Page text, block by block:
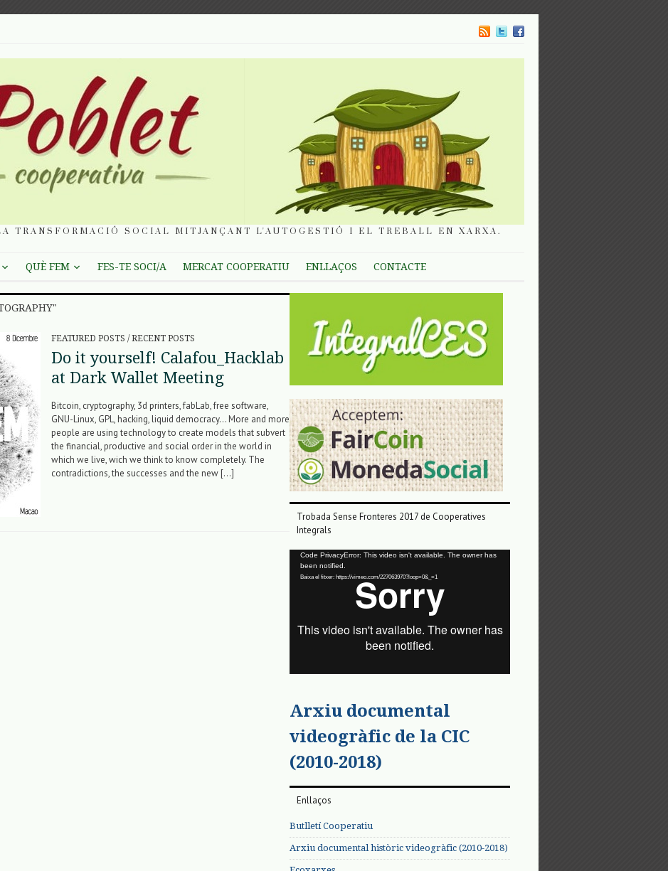
TRANSFORMACIÓ SOCIAL MITJANÇANT L'AUTOGESTIÓ I EL TREBALL EN XARXA.
QUÈ FEM FES-TE SOCI/A MERCAT COOPERATIU ENLLAÇOS CONTACTE
FEATURED POSTS / RECENT POSTS
Do it yourself! Calafou_Hacklab
at Dark Wallet Meeting
Bitcoin, cryptography, 3d printers, fabLab, free software,
GNU-Linux, GPL, hacking, liquid democracy… More and more
people are using technology to create models that subvert
the financial, productive and social order in the world in
which we live, wich we think to know completely. The
contradictions, the successes and the new […]
Trobada Sense Fronteres 2017 de Cooperatives
Integrals
Reproductor
vídeo
Code PrivacyError: This video isn't available. The owner has
been notified.
Baixa el fitxer: https://vimeo.com/227063970?loop=0&_=1
Arxiu documental
videogràfic de la CIC
(2010-2018)
Enllaços
Butlletí Cooperatiu
Arxiu documental històric videogràfic (2010-2018)